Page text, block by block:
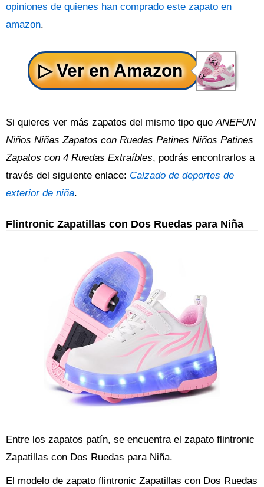
opiniones de quienes han comprado este zapato en
amazon.
Si quieres ver más zapatos del mismo tipo que ANEFUN
Niños Niñas Zapatos con Ruedas Patines Niños Patines
Zapatos con 4 Ruedas Extraíbles, podrás encontrarlos a
través del siguiente enlace: Calzado de deportes de
exterior de niña.
Flintronic Zapatillas con Dos Ruedas para Niña
Entre los zapatos patín, se encuentra el zapato flintronic
Zapatillas con Dos Ruedas para Niña.
El modelo de zapato flintronic Zapatillas con Dos Ruedas